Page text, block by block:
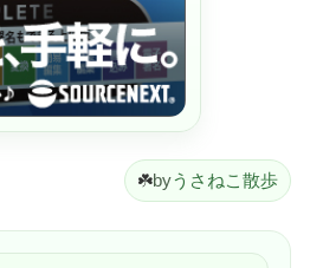
☘️byうさねこ散歩